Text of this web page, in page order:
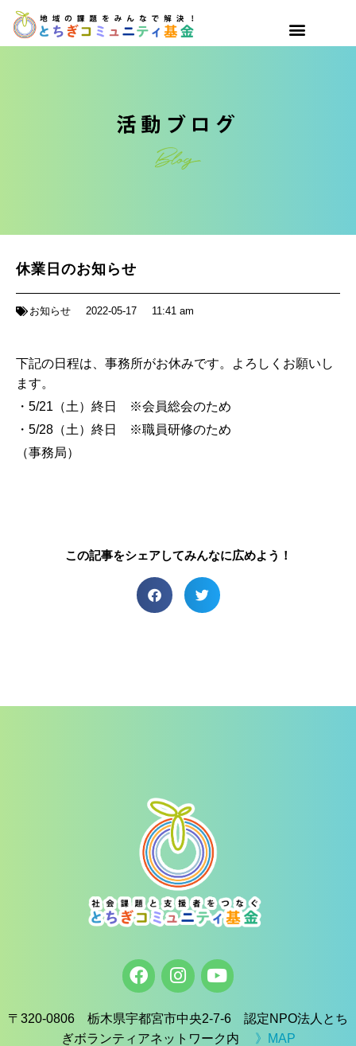
休業日のお知らせ
お知らせ 2022-05-17 11:41 am
下記の日程は、事務所がお休みです。よろしくお願いし
ます。
・5/21（土）終日 ※会員総会のため
・5/28（土）終日 ※職員研修のため
（事務局）
この記事をシェアしてみんなに広めよう！
〒320-0806 栃木県宇都宮市中央2-7-6 認定NPO法人とち
ぎボランティアネットワーク内 》MAP